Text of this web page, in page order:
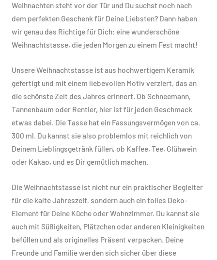
Weihnachten steht vor der Tür und Du suchst noch nach
dem perfekten Geschenk für Deine Liebsten? Dann haben
wir genau das Richtige für Dich: eine wunderschöne
Weihnachtstasse, die jeden Morgen zu einem Fest macht!
Unsere Weihnachtstasse ist aus hochwertigem Keramik
gefertigt und mit einem liebevollen Motiv verziert, das an
die schönste Zeit des Jahres erinnert. Ob Schneemann,
Tannenbaum oder Rentier, hier ist für jeden Geschmack
etwas dabei. Die Tasse hat ein Fassungsvermögen von ca.
300 ml. Du kannst sie also problemlos mit reichlich von
Deinem Lieblingsgetränk füllen, ob Kaffee, Tee, Glühwein
oder Kakao, und es Dir gemütlich machen.
Die Weihnachtstasse ist nicht nur ein praktischer Begleiter
für die kalte Jahreszeit, sondern auch ein tolles Deko-
Element für Deine Küche oder Wohnzimmer. Du kannst sie
auch mit Süßigkeiten, Plätzchen oder anderen Kleinigkeiten
befüllen und als originelles Präsent verpacken. Deine
Freunde und Familie werden sich sicher über diese